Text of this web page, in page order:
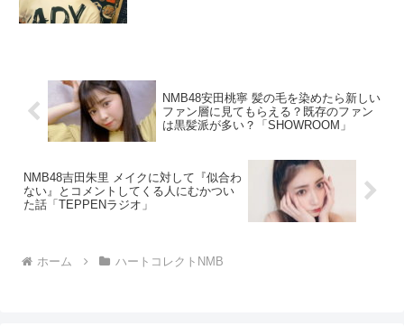
NMB48安田桃寧 髪の毛を染めたら新しい
ファン層に見てもらえる？既存のファン
は黒髪派が多い？「SHOWROOM」
NMB48吉田朱里 メイクに対して『似合わ
ない』とコメントしてくる人にむかつい
た話「TEPPENラジオ」
ホーム ハートコレクトNMB